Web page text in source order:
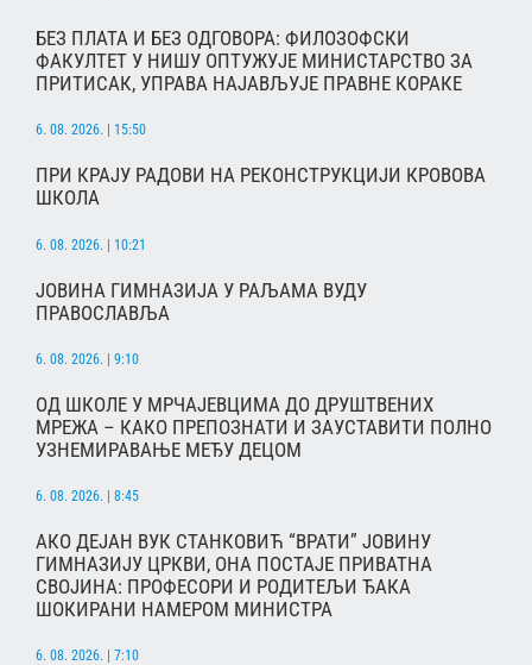
БЕЗ ПЛАТА И БЕЗ ОДГОВОРА: ФИЛОЗОФСКИ
ФАКУЛТЕТ У НИШУ ОПТУЖУЈЕ МИНИСТАРСТВО ЗА
ПРИТИСАК, УПРАВА НАЈАВЉУЈЕ ПРАВНЕ КОРАКЕ
6. 08. 2026. | 15:50
ПРИ КРАЈУ РАДОВИ НА РЕКОНСТРУКЦИЈИ КРОВОВА
ШКОЛА
6. 08. 2026. | 10:21
ЈОВИНА ГИМНАЗИЈА У РАЉАМА ВУДУ
ПРАВОСЛАВЉА
6. 08. 2026. | 9:10
ОД ШКОЛЕ У МРЧАЈЕВЦИМА ДО ДРУШТВЕНИХ
МРЕЖА – КАКО ПРЕПОЗНАТИ И ЗАУСТАВИТИ ПОЛНО
УЗНЕМИРАВАЊЕ МЕЂУ ДЕЦОМ
6. 08. 2026. | 8:45
АКО ДЕЈАН ВУК СТАНКОВИЋ “ВРАТИ” ЈОВИНУ
ГИМНАЗИЈУ ЦРКВИ, ОНА ПОСТАЈЕ ПРИВАТНА
СВОЈИНА: ПРОФЕСОРИ И РОДИТЕЉИ ЂАКА
ШОКИРАНИ НАМЕРОМ МИНИСТРА
6. 08. 2026. | 7:10